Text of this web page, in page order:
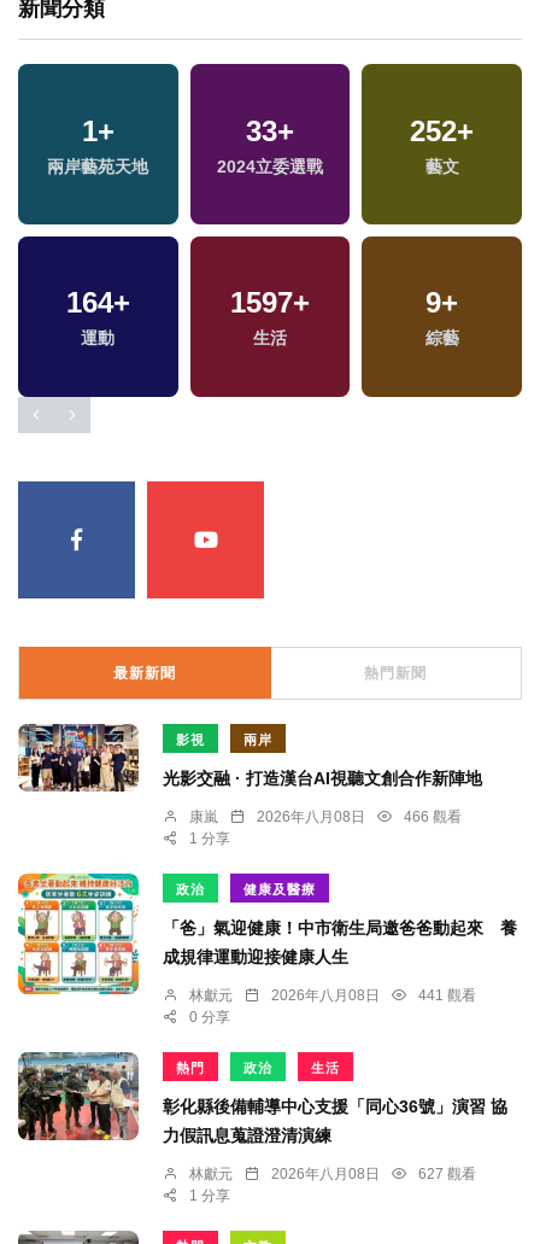
新聞分類
1+
兩岸藝苑天地
33+
2024立委選戰
252+
藝文
164+
運動
1597+
生活
9+
綜藝
最新新聞 熱門新聞
影視 兩岸
光影交融 · 打造漢台AI視聽文創合作新陣地
康嵐 2026年八月08日
466 觀看
1 分享
政治 健康及醫療
「爸」氣迎健康！中市衛生局邀爸爸動起來 養
成規律運動迎接健康人生
林獻元 2026年八月08日
441 觀看
0 分享
熱門 政治 生活
彰化縣後備輔導中心支援「同心36號」演習 協
力假訊息蒐證澄清演練
林獻元 2026年八月08日
627 觀看
1 分享